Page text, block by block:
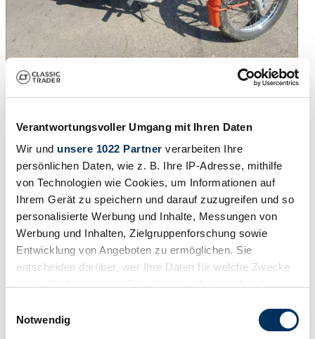
Verantwortungsvoller Umgang mit Ihren Daten
Wir und unsere 1022 Partner verarbeiten Ihre
persönlichen Daten, wie z. B. Ihre IP-Adresse, mithilfe
von Technologien wie Cookies, um Informationen auf
Ihrem Gerät zu speichern und darauf zuzugreifen und so
personalisierte Werbung und Inhalte, Messungen von
Werbung und Inhalten, Zielgruppenforschung sowie
Entwicklung von Angeboten zu ermöglichen. Sie
entscheiden darüber, wer Ihre Daten für welche Zwecke
Trigger Symbol ändern oder widerrufen
Notwendig
1980 | Kreidler Florett RMC/S
Andere Kreidler Florett nur 2.200Km Sammlerobjekt 1. Hand
5 000 €il y a 3 ans